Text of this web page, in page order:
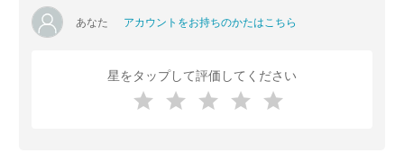
あなた アカウントをお持ちのかたはこちら
星をタップして評価してください